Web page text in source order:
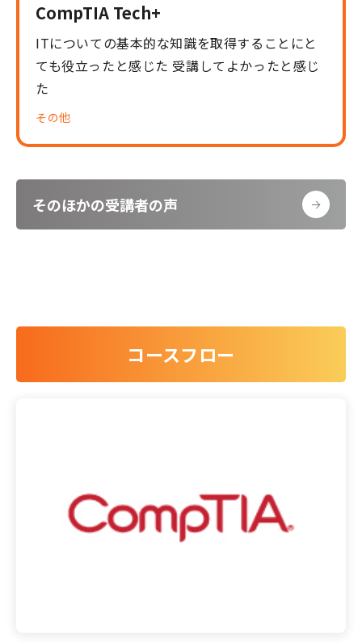
CompTIA Tech+
ITについての基本的な知識を取得することにと
ても役立ったと感じた 受講してよかったと感じ
た
その他
そのほかの受講者の声
コースフロー